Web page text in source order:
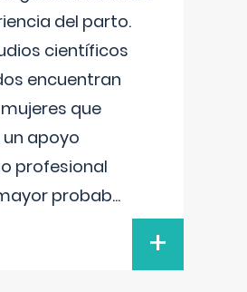
del parto.
científicos
encuentran
que
apoyo
profesional
probab...
+